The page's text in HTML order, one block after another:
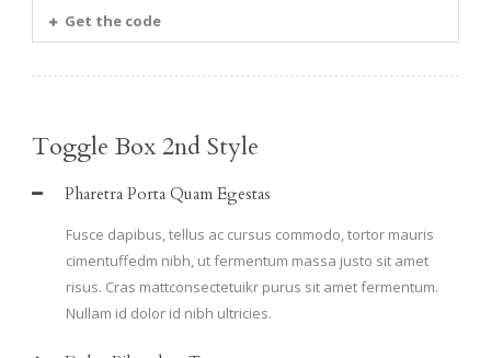
Get the code
Toggle Box 2nd Style
Pharetra Porta Quam Egestas
Fusce dapibus, tellus ac cursus commodo, tortor mauris
cimentuffedm nibh, ut fermentum massa justo sit amet
risus. Cras mattconsectetuikr purus sit amet fermentum.
Nullam id dolor id nibh ultricies.